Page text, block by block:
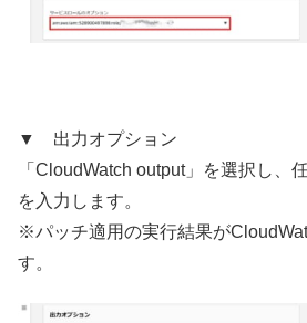
▼ 出力オプション
「CloudWatch output」を選択し、
を入力します。
※パッチ適用の実行結果が
す。